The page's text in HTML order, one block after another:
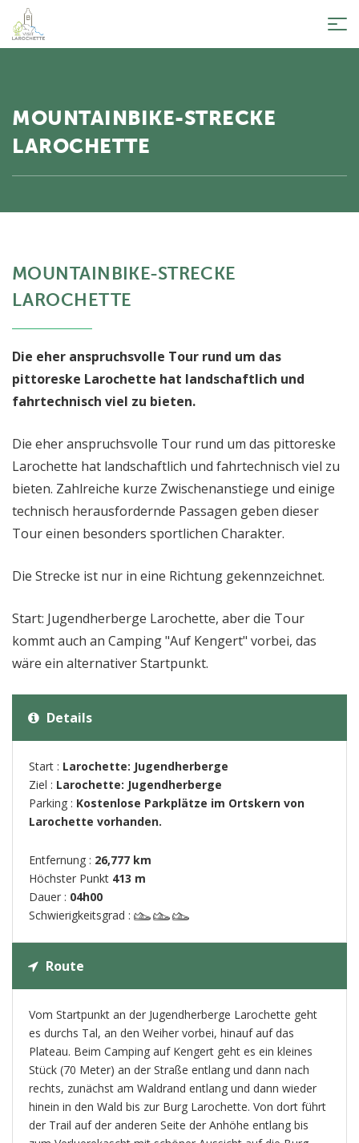
MOUNTAINBIKE-STRECKE
LAROCHETTE
MOUNTAINBIKE-STRECKE
LAROCHETTE
Die eher anspruchsvolle Tour rund um das
pittoreske Larochette hat landschaftlich und
fahrtechnisch viel zu bieten.
Die eher anspruchsvolle Tour rund um das pittoreske
Larochette hat landschaftlich und fahrtechnisch viel zu
bieten. Zahlreiche kurze Zwischenanstiege und einige
technisch herausfordernde Passagen geben dieser
Tour einen besonders sportlichen Charakter.
Die Strecke ist nur in eine Richtung gekennzeichnet.
Start: Jugendherberge Larochette, aber die Tour
kommt auch an Camping "Auf Kengert" vorbei, das
wäre ein alternativer Startpunkt.
Details
Start : Larochette: Jugendherberge
Ziel : Larochette: Jugendherberge
Parking : Kostenlose Parkplätze im Ortskern von
Larochette vorhanden.
Entfernung : 26,777 km
Höchster Punkt 413 m
Dauer : 04h00
Schwierigkeitsgrad :
Route
Vom Startpunkt an der Jugendherberge Larochette geht
es durchs Tal, an den Weiher vorbei, hinauf auf das
Plateau. Beim Camping auf Kengert geht es ein kleines
Stück (70 Meter) an der Straße entlang und dann nach
rechts, zunächst am Waldrand entlang und dann wieder
hinein in den Wald bis zur Burg Larochette. Von dort führt
der Trail auf der anderen Seite der Anhöhe entlang bis